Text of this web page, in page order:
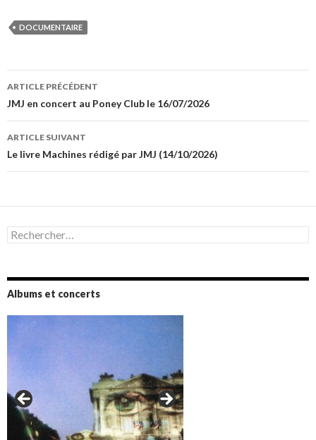
DOCUMENTAIRE
Navigation
des
articles
ARTICLE PRÉCÉDENT
JMJ en concert au Poney Club le 16/07/2026
ARTICLE SUIVANT
Le livre Machines rédigé par JMJ (14/10/2026)
Rechercher :
Albums et concerts